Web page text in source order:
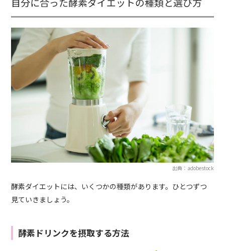
出典：adobestock
酵素ダイエットには、いくつかの種類があります。ひとつずつ
見ていきましょう。
酵素ドリンクを摂取する方法